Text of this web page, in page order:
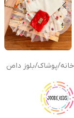
خانه/پوشاک/بلوز دامن